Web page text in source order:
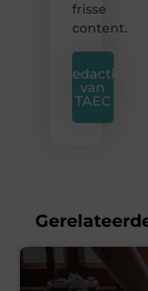
frisse
content.
Redactie
van
TAEC